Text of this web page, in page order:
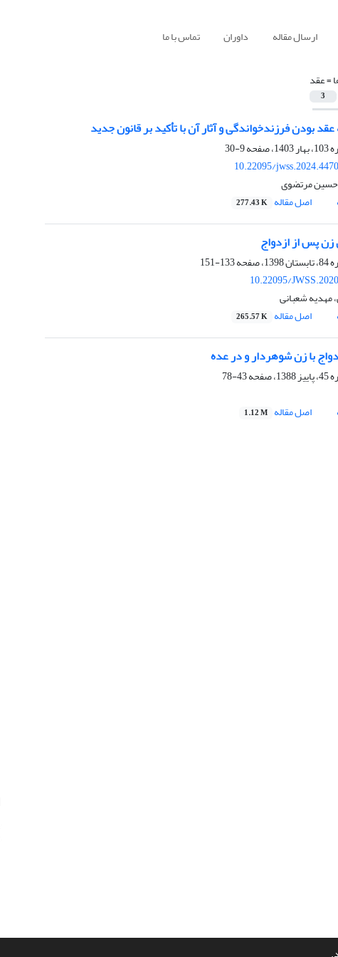
ارسال مقاله داوران تماس با ما
=عقد
3
بودن فرزندخواندگی و آثار آن با تأکید بر قانون جدید
9-30
10.22095/
حسین مرتضوی
اصل مقاله 277.43 K
زن پس از ازدواج
133-151
10.22095/
مهدیه شعبانی
اصل مقاله 265.57 K
با زن شوهردار و در عده
43-78
اصل مقاله 1.12 M